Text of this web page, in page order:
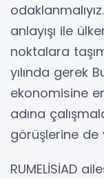
anlayışı ile
noktalara
yılında gerek
ekonomisine
adına
görüşlerine de
RUMELİSİAD